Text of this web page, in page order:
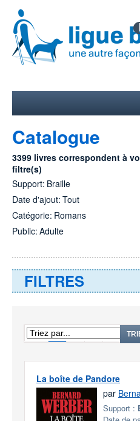
Catalogue
3399 livres correspondent à
filtre(s)
Support: Braille
Date d'ajout: Tout
Catégorie: Romans
Public: Adulte
FILTRES
1 213
La boîte de Pandore
par
Support :